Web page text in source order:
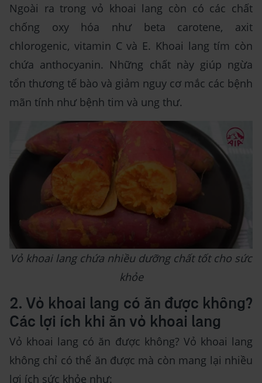
Ngoài ra trong vỏ khoai lang còn có các chất
chống oxy hóa như beta carotene, axit
chlorogenic, vitamin C và E. Khoai lang tím còn
chứa anthocyanin. Những chất này giúp ngừa
tổn thương tế bào và giảm nguy cơ mắc các bệnh
mãn tính như bệnh tim và ung thư.
Vỏ khoai lang chứa nhiều dưỡng chất tốt cho sức
khỏe
2. Vỏ khoai lang có ăn được không?
Các lợi ích khi ăn vỏ khoai lang
Vỏ khoai lang có ăn được không? Vỏ khoai lang
không chỉ có thể ăn được mà còn mang lại nhiều
lợi ích sức khỏe như: